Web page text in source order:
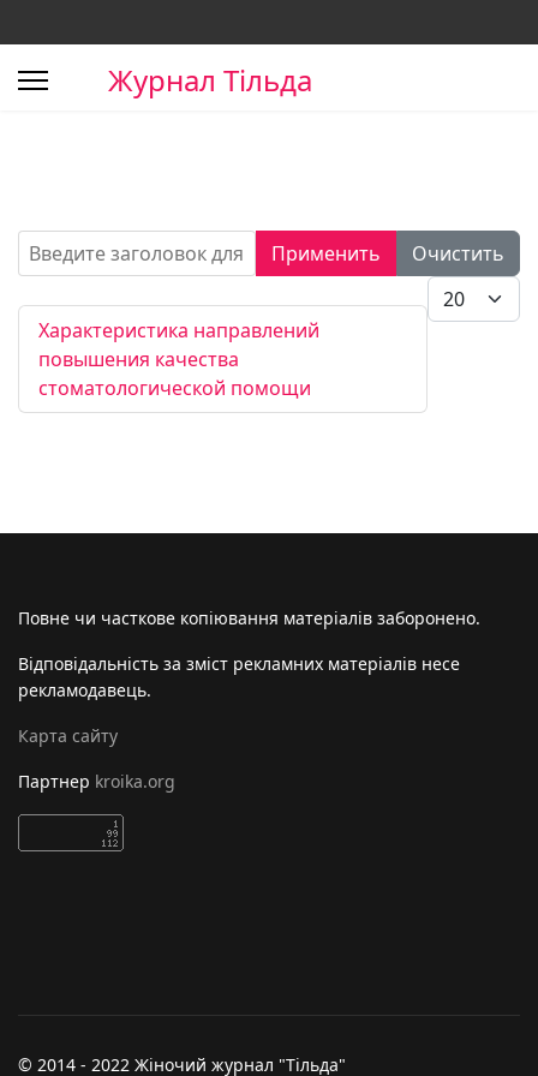
Журнал Тільда
Введите заголовок для поиска...Применить
Очистить
Кол-во
Характеристика направлений
повышения качества
стоматологической помощи
Повне чи часткове копіювання матеріалів заборонено.
Відповідальність за зміст рекламних матеріалів несе
рекламодавець.
Карта сайту
Партнер kroika.org
© 2014 - 2022 Жіночий журнал "Тільда"